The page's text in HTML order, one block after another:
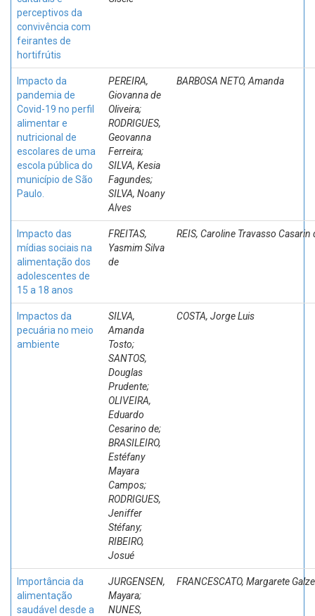
perceptivos da
convivência com
feirantes de
hortifrútis
Impacto da
pandemia de
Covid-19 no perfil
alimentar e
nutricional de
escolares de uma
escola pública do
município de São
Paulo.
PEREIRA,
Giovanna de
Oliveira;
RODRIGUES,
Geovanna
Ferreira;
SILVA, Kesia
Fagundes;
SILVA, Noany
Alves
BARBOSA NETO, Amanda
Impacto das
mídias sociais na
alimentação dos
adolescentes de
15 a 18 anos
FREITAS,
Yasmim Silva
de
REIS, Caroline Travasso Casarin
Impactos da
pecuária no meio
ambiente
SILVA,
Amanda
Tosto;
SANTOS,
Douglas
Prudente;
OLIVEIRA,
Eduardo
Cesarino de;
BRASILEIRO,
Estéfany
Mayara
Campos;
RODRIGUES,
Jeniffer
Stéfany;
RIBEIRO,
Josué
COSTA, Jorge Luis
Importância da
alimentação
saudável desde a
JURGENSEN,
Mayara;
NUNES,
FRANCESCATO, Margarete